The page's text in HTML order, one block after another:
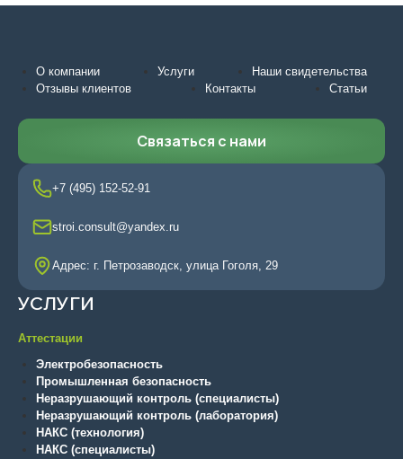
О компании Услуги
Наши свидетельства
Отзывы клиентов
Контакты Статьи
Связаться с нами
+7 (495) 152-52-91
stroi.consult@yandex.ru
Адрес: г. Петрозаводск, улица Гоголя, 29
УСЛУГИ
Аттестации
Электробезопасность
Промышленная безопасность
Неразрушающий контроль (специалисты)
Неразрушающий контроль (лаборатория)
НАКС (технология)
НАКС (специалисты)